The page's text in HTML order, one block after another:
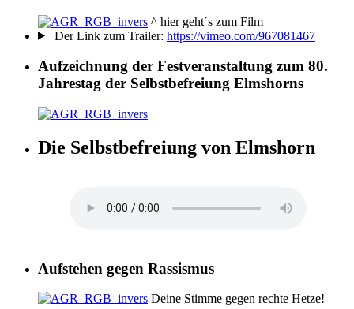
^ hier geht´s zum Film
Der Link zum Trailer: https://vimeo.com/967081467
Aufzeichnung der Festveranstaltung zum 80.
Jahrestag der Selbstbefreiung Elmshorns
Die Selbstbefreiung von Elmshorn
Aufstehen gegen Rassismus
Deine Stimme gegen rechte Hetze!